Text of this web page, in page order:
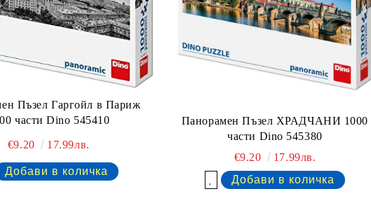
Пъзел Гаргойл в Париж
части Dino 545410
€9.20 17.99лв.
Панорамен Пъзел ХРАДЧАНИ 1000
части Dino 545380
€9.20
17.99лв.